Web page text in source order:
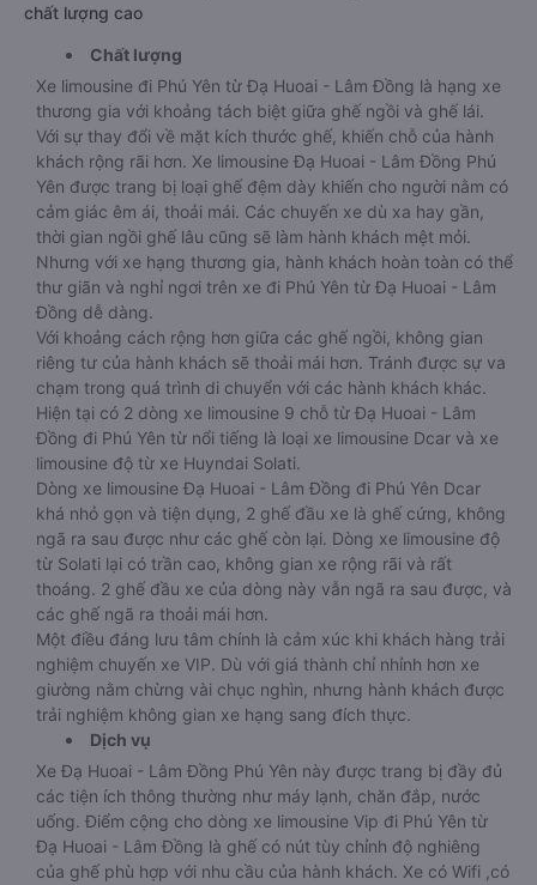
chất lượng cao
Chất lượng
Xe limousine đi Phú Yên từ Đạ Huoai - Lâm Đồng là hạng xe
thương gia với khoảng tách biệt giữa ghế ngồi và ghế lái.
Với sự thay đổi về mặt kích thước ghế, khiến chỗ của hành
khách rộng rãi hơn. Xe limousine Đạ Huoai - Lâm Đồng Phú
Yên được trang bị loại ghế đệm dày khiến cho người nằm có
cảm giác êm ái, thoải mái. Các chuyến xe dù xa hay gần,
thời gian ngồi ghế lâu cũng sẽ làm hành khách mệt mỏi.
Nhưng với xe hạng thương gia, hành khách hoàn toàn có thể
thư giãn và nghỉ ngơi trên xe đi Phú Yên từ Đạ Huoai - Lâm
Đồng dễ dàng.
Với khoảng cách rộng hơn giữa các ghế ngồi, không gian
riêng tư của hành khách sẽ thoải mái hơn. Tránh được sự va
chạm trong quá trình di chuyển với các hành khách khác.
Hiện tại có 2 dòng xe limousine 9 chỗ từ Đạ Huoai - Lâm
Đồng đi Phú Yên từ nổi tiếng là loại xe limousine Dcar và xe
limousine độ từ xe Huyndai Solati.
Dòng xe limousine Đạ Huoai - Lâm Đồng đi Phú Yên Dcar
khá nhỏ gọn và tiện dụng, 2 ghế đầu xe là ghế cứng, không
ngã ra sau được như các ghế còn lại. Dòng xe limousine độ
từ Solati lại có trần cao, không gian xe rộng rãi và rất
thoáng. 2 ghế đầu xe của dòng này vẫn ngã ra sau được, và
các ghế ngã ra thoải mái hơn.
Một điều đáng lưu tâm chính là cảm xúc khi khách hàng trải
nghiệm chuyến xe VIP. Dù với giá thành chỉ nhỉnh hơn xe
giường nằm chừng vài chục nghìn, nhưng hành khách được
trải nghiệm không gian xe hạng sang đích thực.
Dịch vụ
Xe Đạ Huoai - Lâm Đồng Phú Yên này được trang bị đầy đủ
các tiện ích thông thường như máy lạnh, chăn đắp, nước
uống. Điểm cộng cho dòng xe limousine Vip đi Phú Yên từ
Đạ Huoai - Lâm Đồng là ghế có nút tùy chỉnh độ nghiêng
của ghế phù hợp với nhu cầu của hành khách. Xe có Wifi ,có